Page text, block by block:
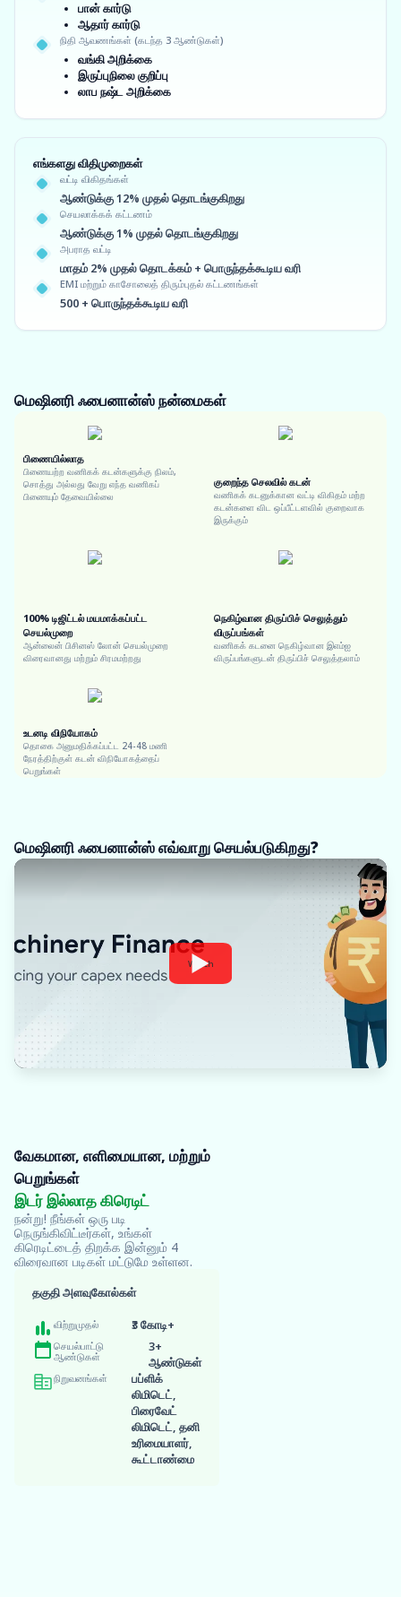
பான் கார்டு
ஆதார் கார்டு
நிதி ஆவணங்கள் (கடந்த 3 ஆண்டுகள்)
வங்கி அறிக்கை
இருப்புநிலை குறிப்பு
லாப நஷ்ட அறிக்கை
எங்களது விதிமுறைகள்
வட்டி விகிதங்கள்
ஆண்டுக்கு 12% முதல் தொடங்குகிறது
செயலாக்கக் கட்டணம்
ஆண்டுக்கு 1% முதல் தொடங்குகிறது
அபராத வட்டி
மாதம் 2% முதல் தொடக்கம் + பொருந்தக்கூடிய வரி
EMI மற்றும் காசோலைத் திரும்புதல் கட்டணங்கள்
500 + பொருந்தக்கூடிய வரி
மெஷினரி ஃபைனான்ஸ்நன்மைகள்
பிணையில்லாத
பிணையற்ற வணிகக் கடன்களுக்கு நிலம்,
சொத்து அல்லது வேறு எந்த வணிகப்
பிணையும் தேவையில்லை
குறைந்த செலவில் கடன்
வணிகக் கடனுக்கான வட்டி விகிதம் மற்ற
கடன்களை விட ஒப்பீட்டளவில் குறைவாக
இருக்கும்
100% டிஜிட்டல் மயமாக்கப்பட்ட
செயல்முறை
ஆன்லைன் பிசினஸ் லோன் செயல்முறை
விரைவானது மற்றும் சிரமமற்றது
நெகிழ்வான திருப்பிச் செலுத்தும்
விருப்பங்கள்
வணிகக் கடனை நெகிழ்வான இஎம்ஐ
விருப்பங்களுடன் திருப்பிச் செலுத்தலாம்
உடனடி விநியோகம்
தொகை அனுமதிக்கப்பட்ட 24-48 மணி
நேரத்திற்குள் கடன் விநியோகத்தைப்
பெறுங்கள்
மெஷினரி ஃபைனான்ஸ் எவ்வாறு செயல்படுகிறது?
Watch
வேகமான, எளிமையான, மற்றும்
பெறுங்கள்
இடர் இல்லாத கிரெடிட்
நன்று! நீங்கள் ஒரு படி
நெருங்கிவிட்டீர்கள், உங்கள்
கிரெடிட்டைத் திறக்க இன்னும் 4
விரைவான படிகள் மட்டுமே உள்ளன.
தகுதி அளவுகோல்கள்
விற்றுமுதல் ₹3 கோடி+
செயல்பாட்டு
ஆண்டுகள்
3+
ஆண்டுகள்
நிறுவனங்கள்
பப்ளிக்
லிமிடெட்,
பிரைவேட்
லிமிடெட், தனி
உரிமையாளர்,
கூட்டாண்மை